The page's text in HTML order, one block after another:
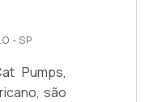
- SP
Pumps,
são